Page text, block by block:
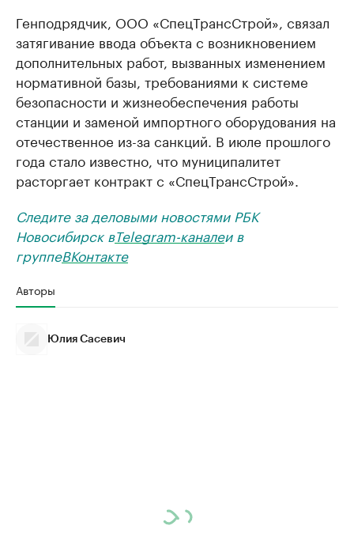
Генподрядчик, ООО «СпецТрансСтрой», связал
затягивание ввода объекта с возникновением
дополнительных работ, вызванных изменением
нормативной базы, требованиями к системе
безопасности и жизнеобеспечения работы
станции и заменой импортного оборудования на
отечественное из-за санкций. В июле прошлого
года стало известно, что муниципалитет
расторгает контракт с «СпецТрансСтрой».
Следите за деловыми новостями РБК
Новосибирск вTelegram-каналеи в
группеВКонтакте
Авторы
Юлия Сасевич